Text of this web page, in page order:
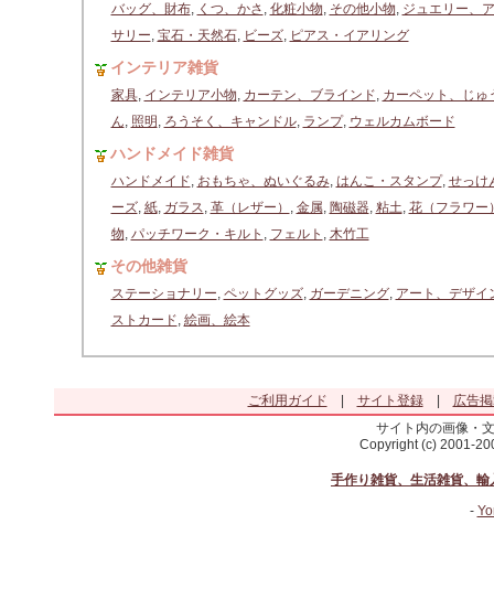
バッグ、財布, くつ、かさ , 化粧小物, その他小物, ジュエリー、
サリー, 宝石・天然石, ビーズ, ピアス・イアリング
インテリア雑貨
家具, インテリア小物, カーテン、ブラインド, カーペット、じゅ
ん, 照明 , ろうそく、キャンドル, ランプ, ウェルカムボード
ハンドメイド雑貨
ハンドメイド, おもちゃ、ぬいぐるみ, はんこ・スタンプ, せっけ
ーズ, 紙, ガラス, 革（レザー） , 金属, 陶磁器, 粘土, 花（フラワー
物, パッチワーク・キルト , フェルト , 木竹工
その他雑貨
ステーショナリー, ペットグッズ, ガーデニング, アート、デザイ
ストカード, 絵画、絵本
ご利用ガイド サイト登録|
広告
サイト内の画像・
Copyright (c) 2001-
手作り雑貨、生活雑貨、
-